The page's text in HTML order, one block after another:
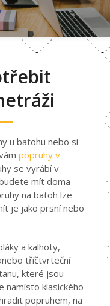
u batohu nebo si
popruhy v
se vyrábí v
mít doma
na batoh lze
je jako prsní nebo
a kalhoty,
tříčtvrteční
které jsou
namísto klasického
popruhem, na